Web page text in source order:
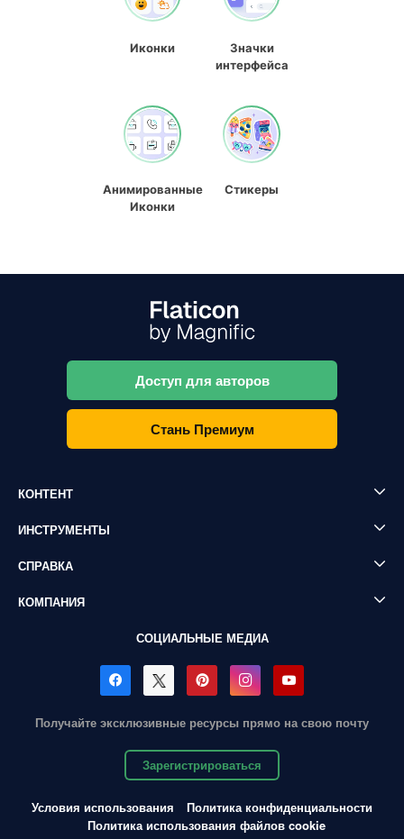
Иконки
Значки
интерфейса
Анимированные
Иконки
Стикеры
Доступ для авторов
Стань Премиум
КОНТЕНТ
ИНСТРУМЕНТЫ
СПРАВКА
КОМПАНИЯ
СОЦИАЛЬНЫЕ МЕДИА
Получайте эксклюзивные ресурсы прямо на свою почту
Зарегистрироваться
Условия использования
Политика конфиденциальности
Политика использования файлов cookie